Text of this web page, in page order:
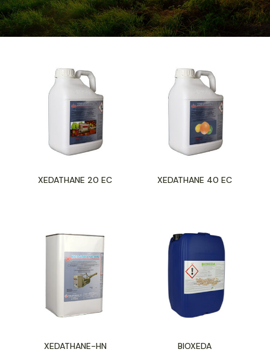
XEDATHANE 20 EC XEDATHANE 40 EC
XEDATHANE-HN BIOXEDA